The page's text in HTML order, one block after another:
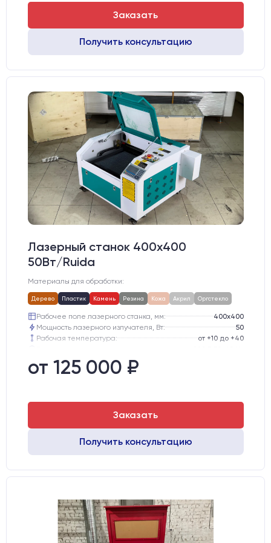
Заказать
Получить консультацию
Лазерный станок 400х400
50Вт/Ruida
Материалы для обработки:
Дерево Пластик Камень Резина Кожа Акрил Оргстекло
Рабочее поле лазерного станка, мм:
400х400
Мощность лазерного излучателя, Вт:
50
Рабочая температура:
от +10 до +40
Шаговые двигатели:
Глубина опускания рабочего стола, мм:
от 125 000 ₽
Заказать
Получить консультацию